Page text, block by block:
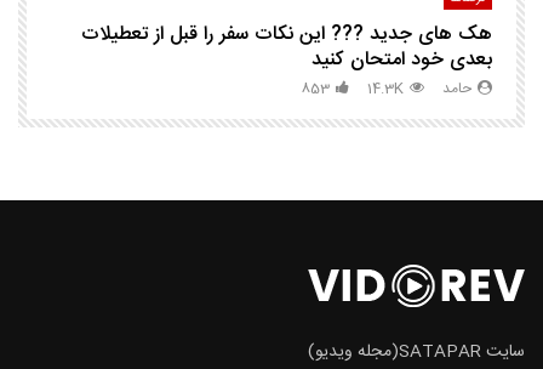
هک های جدید ??️? این نکات سفر را قبل از تعطیلات
بعدی خود امتحان کنید
حامد 14.3K
853
سایت SATAPAR(مجله ویدیو)